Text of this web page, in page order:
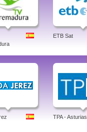
ETB Sat
TPA - Asturias